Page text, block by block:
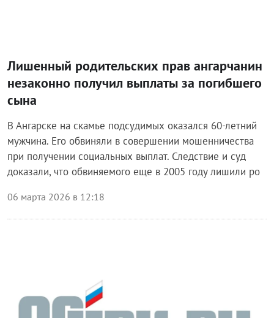
Лишенный родительских прав ангарчанин
незаконно получил выплаты за погибшего
сына
В Ангарске на скамье подсудимых оказался 60-летний
мужчина. Его обвиняли в совершении мошенничества
при получении социальных выплат. Следствие и суд
доказали, что обвиняемого еще в 2005 году лишили ро
06 марта 2026 в 12:18